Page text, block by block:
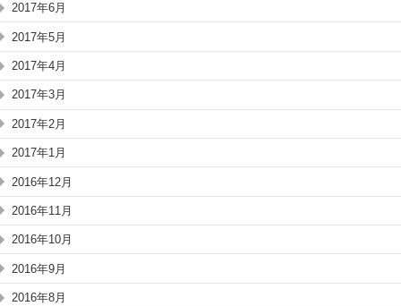
2017年6月
2017年5月
2017年4月
2017年3月
2017年2月
2017年1月
2016年12月
2016年11月
2016年10月
2016年9月
2016年8月